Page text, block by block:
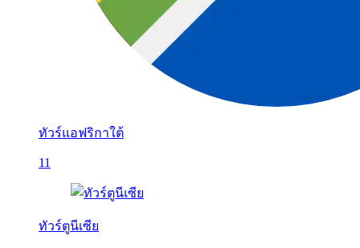
ทัวร์แอฟริกาใต้
11
ทัวร์ตูนีเซีย